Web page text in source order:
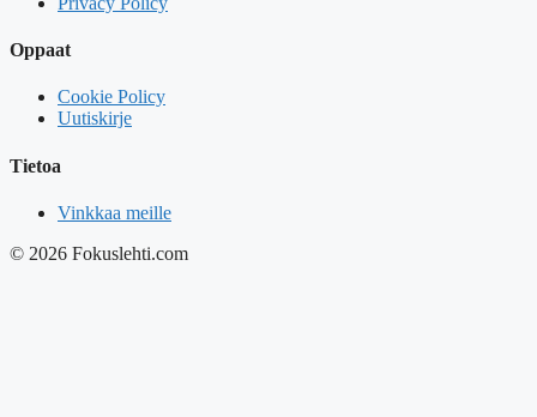
Oppaat
Cookie Policy
Uutiskirje
Tietoa
Vinkkaa meille
© 2026 Fokuslehti.com